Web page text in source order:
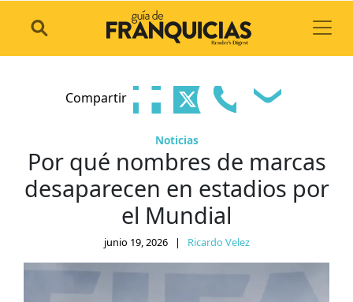
Compartir
Noticias
Por qué nombres de marcas
desaparecen en estadios por
el Mundial
junio 19, 2026 | Ricardo Velez